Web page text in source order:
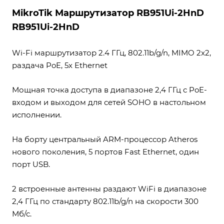
MikroTik Маршрутизатор RB951Ui-2HnD
RB951Ui-2HnD
Wi-Fi маршрутизатор 2.4 ГГц, 802.11b/g/n, MIMO 2x2,
раздача PoE, 5х Ethernet
Мощная точка доступа в диапазоне 2,4 ГГц с PoE-
входом и выходом для сетей SOHO в настольном
исполнении.
На борту центральный ARM-процессор Atheros
нового поколения, 5 портов Fast Ethernet, один
порт USB.
2 встроенные антенны раздают WiFi в диапазоне
2,4 ГГц по стандарту 802.11b/g/n на скорости 300
Мб/с.